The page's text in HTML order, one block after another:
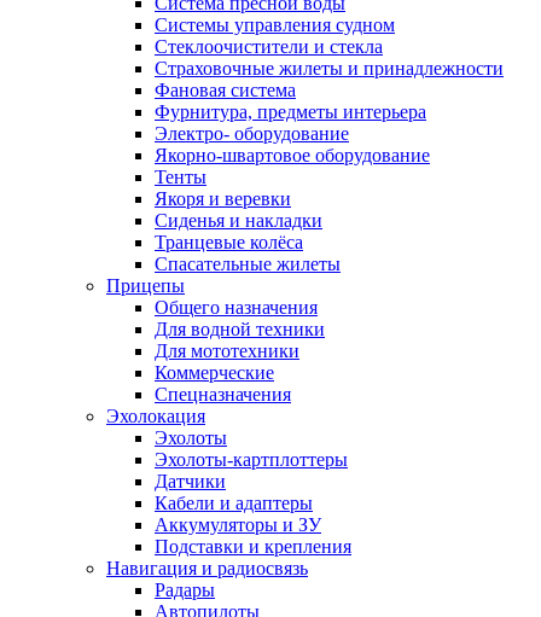
Системы управления судном
Стеклоочистители и стекла
Страховочные жилеты и принадлежности
Фановая система
Фурнитура, предметы интерьера
Электро- оборудование
Якорно-швартовое оборудование
Тенты
Якоря и веревки
Сиденья и накладки
Транцевые колёса
Спасательные жилеты
Прицепы
Общего назначения
Для водной техники
Для мототехники
Коммерческие
Спецназначения
Эхолокация
Эхолоты
Эхолоты-картплоттеры
Датчики
Кабели и адаптеры
Аккумуляторы и ЗУ
Подставки и крепления
Навигация и радиосвязь
Радары
Автопилоты